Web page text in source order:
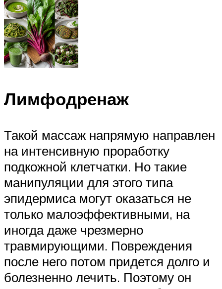
Лимфодренаж
Такой массаж напрямую направлен
на интенсивную проработку
подкожной клетчатки. Но такие
манипуляции для этого типа
эпидермиса могут оказаться не
только малоэффективными, на
иногда даже чрезмерно
травмирующими. Повреждения
после него потом придется долго и
болезненно лечить. Поэтому он